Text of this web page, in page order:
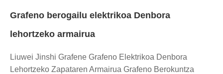
Grafeno berogailu elektrikoa Denbora
lehortzeko armairua
Liuwei Jinshi Grafene Grafeno Elektrikoa Denbora
Lehortzeko Zapataren Armairua Grafeno Berokuntza